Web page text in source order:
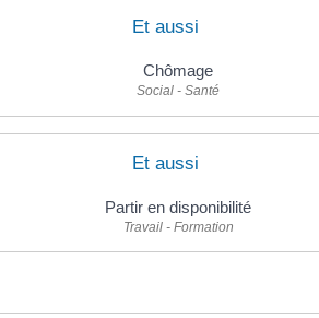
Et aussi
Chômage
Social - Santé
Et aussi
Partir en disponibilité
Travail - Formation